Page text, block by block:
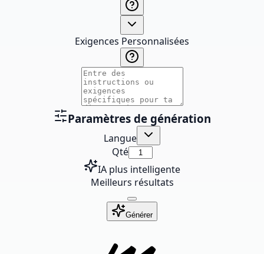
Exigences Personnalisées
Paramètres de génération
Langue
Qté
IA plus intelligente
Meilleurs résultats
Générer